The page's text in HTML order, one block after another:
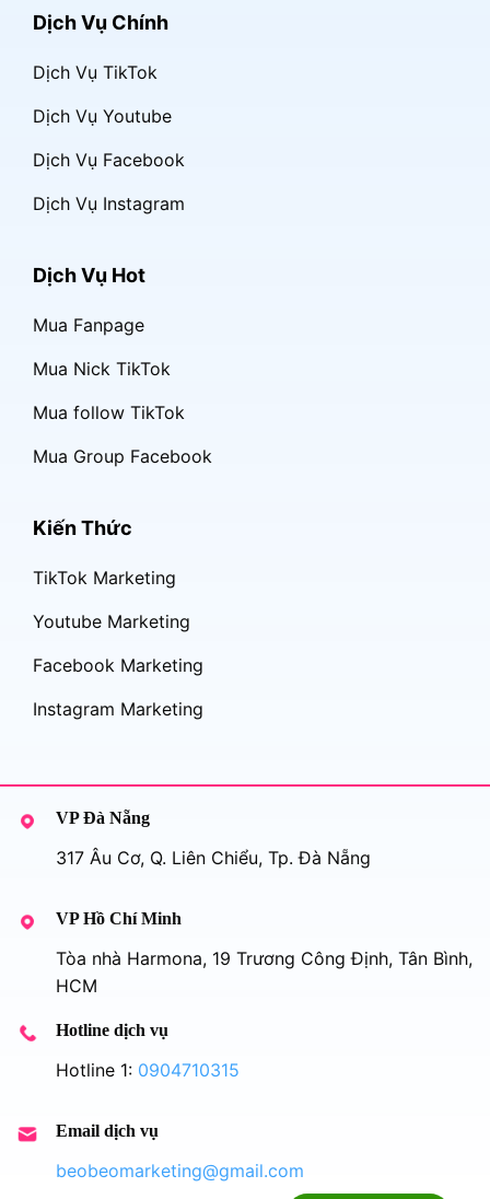
Dịch Vụ Chính
Dịch Vụ TikTok
Dịch Vụ Youtube
Dịch Vụ Facebook
Dịch Vụ Instagram
Dịch Vụ Hot
Mua Fanpage
Mua Nick TikTok
Mua follow TikTok
Mua Group Facebook
Kiến Thức
TikTok Marketing
Youtube Marketing
Facebook Marketing
Instagram Marketing
VP Đà Nẵng
317 Âu Cơ, Q. Liên Chiểu, Tp. Đà Nẵng
VP Hồ Chí Minh
Tòa nhà Harmona, 19 Trương Công Định, Tân Bình,
HCM
Hotline dịch vụ
Hotline 1: 0904710315
Email dịch vụ
beobeomarketing@gmail.com